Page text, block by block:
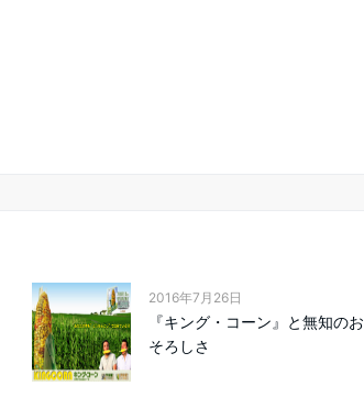
2016年7月26日
『キング・コーン』と無知のお
そろしさ